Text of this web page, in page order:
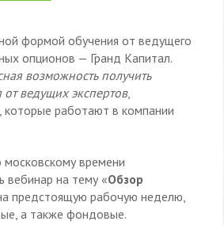
формой обучения от ведущего
опционов — Гранд Капитал.
возможность получить
ведущих экспертов,
которые работают в компании
московскому времени
вебинар на тему «Обзор
предстоящую рабочую неделю,
а также фондовые.